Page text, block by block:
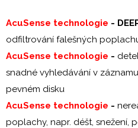
AcuSense technologie -
odfiltrování falešných
AcuSense technologie -
snadné vyhledávání v
pevném disku
AcuSense technologie -
poplachy, napr. déšt, snežení,